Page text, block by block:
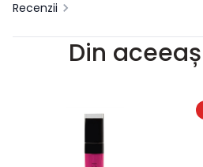
Recenzii
Din